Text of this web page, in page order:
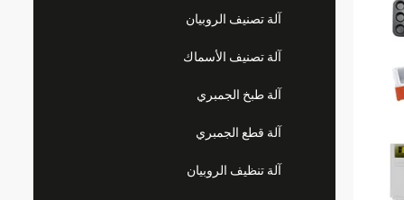
آلة تصنيف الروبيان
آلة تصنيف الأسماك
آلة طبخ الجمبري
آلة قطع الجمبري
آلة تنظيف الروبيان